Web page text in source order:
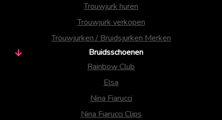
Trouwjurk huren
Trouwjurk verkopen
Trouwjurken / Bruidsjurken Merken
Bruidsschoenen
Rainbow Club
Elsa
Nina Fiarucci
Nina Fiarucci Clips